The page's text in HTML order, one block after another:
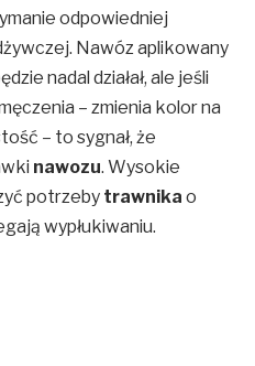
odpowiedniej
Nawóz aplikowany
nadal działał, ale jeśli
– zmienia kolor na
– to sygnał, że
nawozu. Wysokie
potrzeby trawnika o
wypłukiwaniu.